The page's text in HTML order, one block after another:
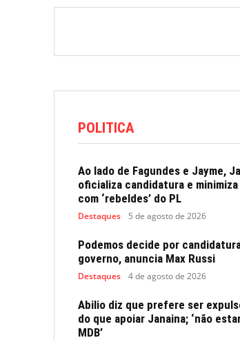
POLITICA
Ao lado de Fagundes e Jayme,
oficializa candidatura e
com ‘rebeldes’ do PL
Destaques 5 de agosto de 2026
Podemos decide por
governo, anuncia Max Russi
Destaques 4 de agosto de 2026
Abilio diz que prefere ser
do que apoiar Janaina; ‘não
MDB’